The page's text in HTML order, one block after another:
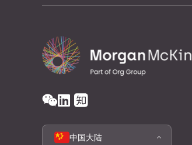
中国大陆